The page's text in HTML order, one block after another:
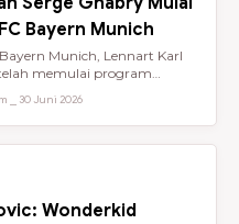
Bayern Munich
Munich, Lennart Karl
memulai program
⎯ 30 Juni 2026
Wonderkid